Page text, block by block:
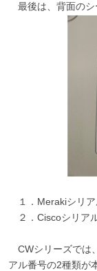
最後は、背面のシ
１． Merakiシリ
２． Ciscoシリア
CWシリーズでは
アル番号の2種類が